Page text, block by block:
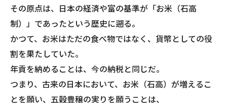
その原点は、日本の経済や富の基準が「お米（石高
制）」であったという歴史に遡る。
かつて、お米はただの食べ物ではなく、貨幣としての役
割を果たしていた。
年貢を納めることは、今の納税と同じだ。
つまり、古来の日本において、お米（石高）が増えるこ
とを願い、五穀豊穣の実りを願うことは、